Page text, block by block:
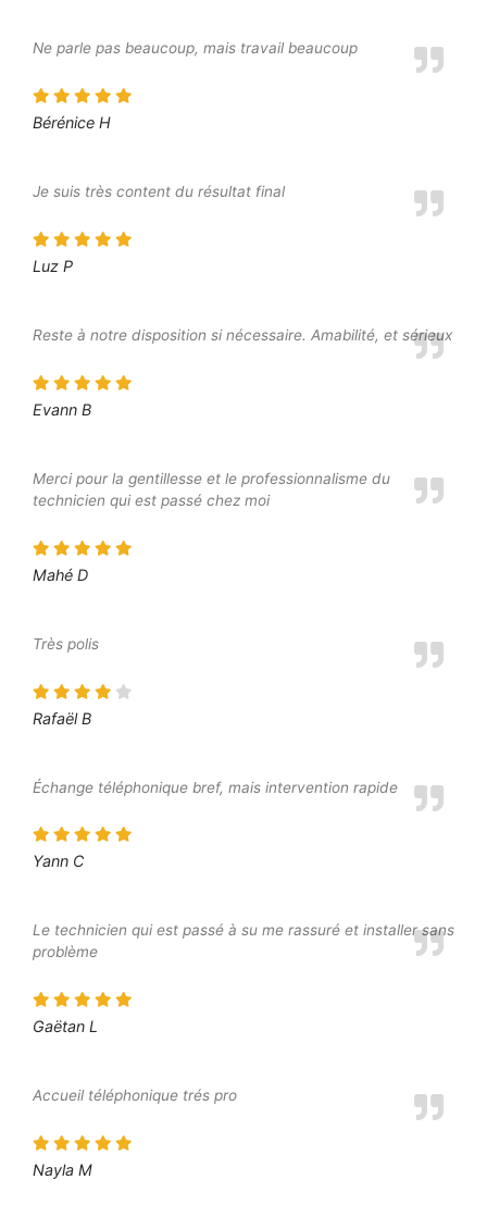
Ne parle pas beaucoup, mais travail beaucoup
Bérénice H
Je suis très content du résultat final
Luz P
Reste à notre disposition si nécessaire. Amabilité, et sérieux
Evann B
Merci pour la gentillesse et le professionnalisme du
technicien qui est passé chez moi
Mahé D
Très polis
Rafaël B
Échange téléphonique bref, mais intervention rapide
Yann C
Le technicien qui est passé à su me rassuré et installer sans
problème
Gaëtan L
Accueil téléphonique trés pro
Nayla M